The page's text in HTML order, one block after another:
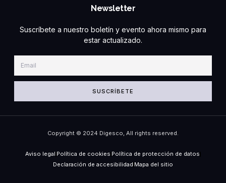
Newsletter
Suscríbete a nuestro boletín y evento ahora mismo para
estar actualizado.
SUSCRÍBETE
Copyright © 2024 Digesco, All rights reserved.
Aviso legal Política de cookies Política de protección de datos
Declaración de accesibilidad Mapa del sitio